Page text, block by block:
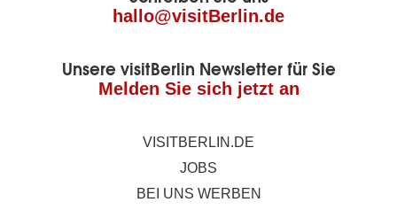
hallo@visitBerlin.de
Unsere visitBerlin Newsletter für Sie
Melden Sie sich jetzt an
VISITBERLIN.DE
JOBS
BEI UNS WERBEN